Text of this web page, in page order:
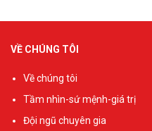
phụ huynh xử lý tình
VỀ CHÚNG TÔI
Về chúng tôi
Tầm nhìn-sứ mệnh-giá trị
Đội ngũ chuyên gia